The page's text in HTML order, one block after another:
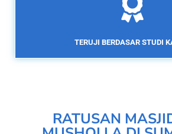
TERUJI BERDASAR STUDI
RATUSAN